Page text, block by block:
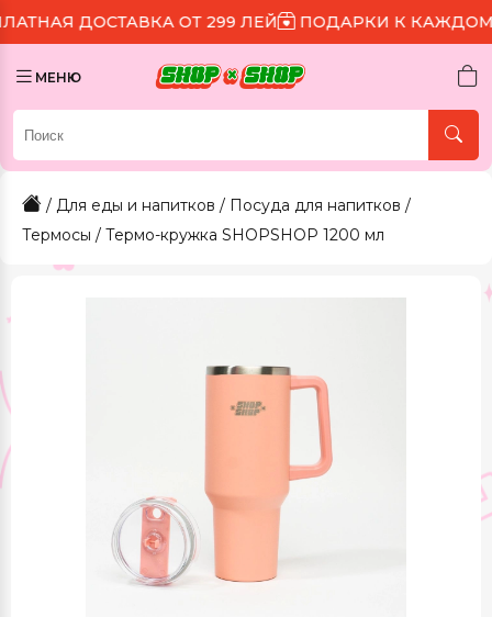
ОТ 299 ЛЕЙ ПОДАРКИ К КАЖДОМУ ЗАКАЗУ
МЕНЮ
/ Для еды и напитков / Посуда для напитков /
Термосы / Термо-кружка SHOPSHOP 1200 мл